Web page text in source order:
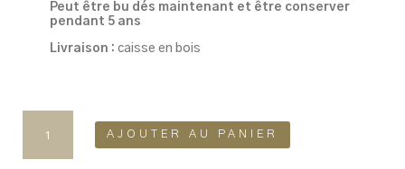
Peut être bu dés maintenant et être conserver
pendant 5 ans
Livraison : caisse en bois
quantité
Coffret
Le
AJOUTER AU PANIER